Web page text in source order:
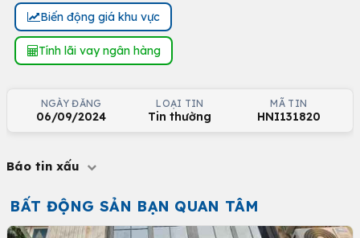
Biến động giá khu vực
Tính lãi vay ngân hàng
NGÀY ĐĂNG
06/09/2024
LOẠI TIN
Tin thường
MÃ TIN
HNI131820
Báo tin xấu
BẤT ĐỘNG SẢN BẠN QUAN TÂM